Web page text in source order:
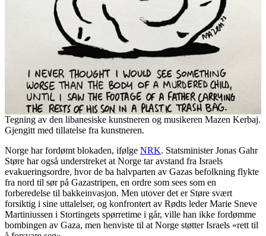
Tegning av den libanesiske kunstneren og musikeren Mazen Kerbaj.
Gjengitt med tillatelse fra kunstneren.
Norge har fordømt blokaden, ifølge NRK. Statsminister Jonas Gahr
Støre har også understreket at Norge tar avstand fra Israels
evakueringsordre, hvor de ba halvparten av Gazas befolkning flykte
fra nord til sør på Gazastripen, en ordre som sees som en
forberedelse til bakkeinvasjon. Men utover det er Støre svært
forsiktig i sine uttalelser, og konfrontert av Rødts leder Marie Sneve
Martiniussen i Stortingets spørretime i går, ville han ikke fordømme
bombingen av Gaza, men henviste til at Norge støtter Israels «rett til